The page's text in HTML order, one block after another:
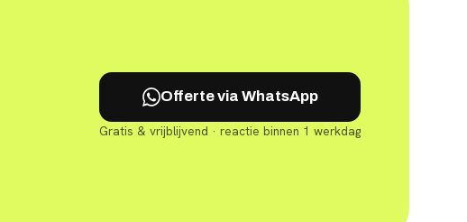
Offerte via WhatsApp
Gratis & vrijblijvend · reactie binnen 1 werkdag